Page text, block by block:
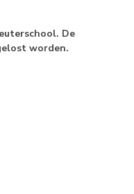
De
worden.